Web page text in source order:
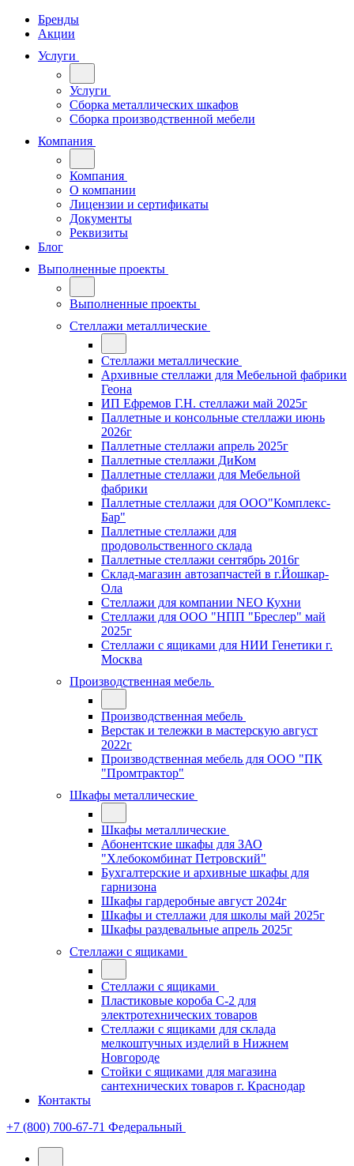
Бренды
Акции
Услуги
Услуги
Сборка металлических шкафов
Сборка производственной мебели
Компания
Компания
О компании
Лицензии и сертификаты
Документы
Реквизиты
Блог
Выполненные проекты
Выполненные проекты
Стеллажи металлические
Стеллажи металлические
Архивные стеллажи для Мебельной фабрики
Геона
ИП Ефремов Г.Н. стеллажи май 2025г
Паллетные и консольные стеллажи июнь
2026г
Паллетные стеллажи апрель 2025г
Паллетные стеллажи ДиКом
Паллетные стеллажи для Мебельной
фабрики
Паллетные стеллажи для ООО"Комплекс-
Бар"
Паллетные стеллажи для
продовольственного склада
Паллетные стеллажи сентябрь 2016г
Склад-магазин автозапчастей в г.Йошкар-
Ола
Стеллажи для компании NEO Кухни
Стеллажи для ООО "НПП "Бреслер" май
2025г
Стеллажи с ящиками для НИИ Генетики г.
Москва
Производственная мебель
Производственная мебель
Верстак и тележки в мастерскую август
2022г
Производственная мебель для ООО "ПК
"Промтрактор"
Шкафы металлические
Шкафы металлические
Абонентские шкафы для ЗАО
"Хлебокомбинат Петровский"
Бухгалтерские и архивные шкафы для
гарнизона
Шкафы гардеробные август 2024г
Шкафы и стеллажи для школы май 2025г
Шкафы раздевальные апрель 2025г
Стеллажи с ящиками
Стеллажи с ящиками
Пластиковые короба С-2 для
электротехнических товаров
Стеллажи с ящиками для склада
мелкоштучных изделий в Нижнем
Новгороде
Стойки с ящиками для магазина
сантехнических товаров г. Краснодар
Контакты
+7 (800) 700-67-71 Федеральный